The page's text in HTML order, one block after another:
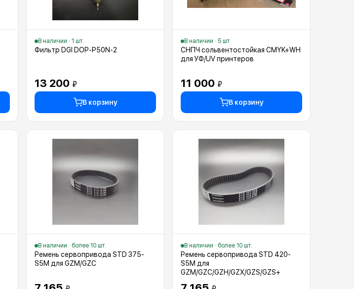
В наличии · 1 шт.
Фильтр DGI DOP-P50N-2
13 200 ₽
В корзину
В наличии · 5 шт.
СНПЧ сольвентостойкая CMYK+WH
для УФ/UV принтеров
11 000 ₽
В корзину
В наличии · более 10 шт.
Ремень сервопривода STD 375-
S5M для GZM/GZC
В наличии · более 10 шт.
Ремень сервопривода STD 420-
S5M для
GZM/GZC/GZH/GZX/GZS/GZS+